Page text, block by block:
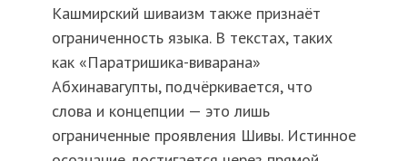
Кашмирский шиваизм также признаёт
ограниченность языка. В текстах, таких
как «Паратришика-виварана»
Абхинавагупты, подчёркивается, что
слова и концепции — это лишь
ограниченные проявления Шивы. Истинное